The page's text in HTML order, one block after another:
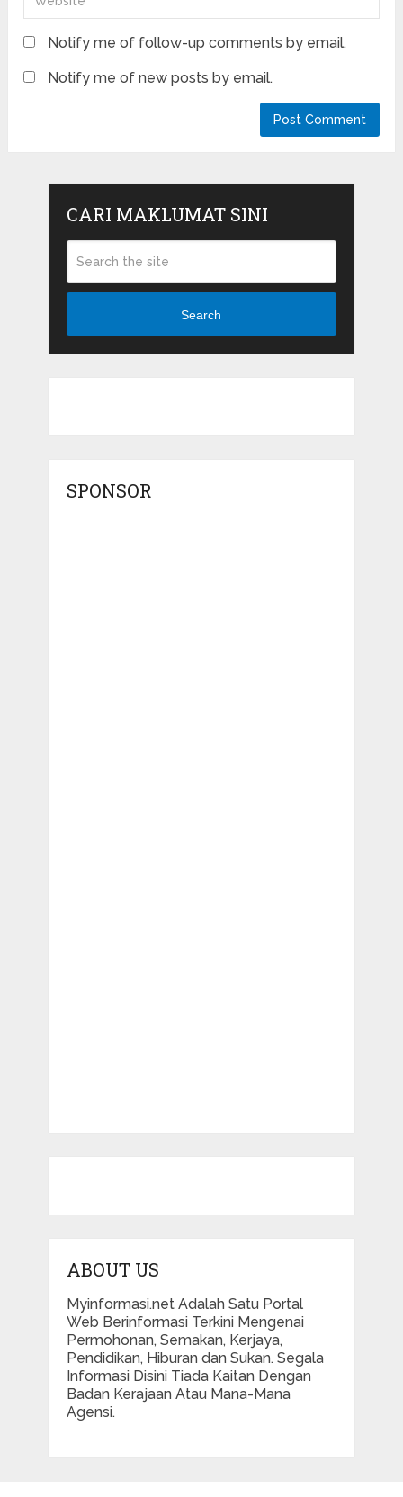
Notify me of follow-up comments by email.
Notify me of new posts by email.
CARI MAKLUMAT SINI
Search
SPONSOR
ABOUT US
Myinformasi.net Adalah Satu Portal
Web Berinformasi Terkini Mengenai
Permohonan, Semakan, Kerjaya,
Pendidikan, Hiburan dan Sukan. Segala
Informasi Disini Tiada Kaitan Dengan
Badan Kerajaan Atau Mana-Mana
Agensi.